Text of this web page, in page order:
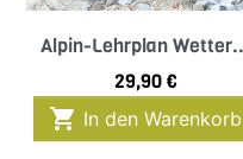
Vorschau
Alpin-Lehrplan
Preis
29,90 €
 In den Warenkorb